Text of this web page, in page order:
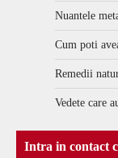
Nuantele
Cum poti
Remedii
Vedete care
Intra in contact